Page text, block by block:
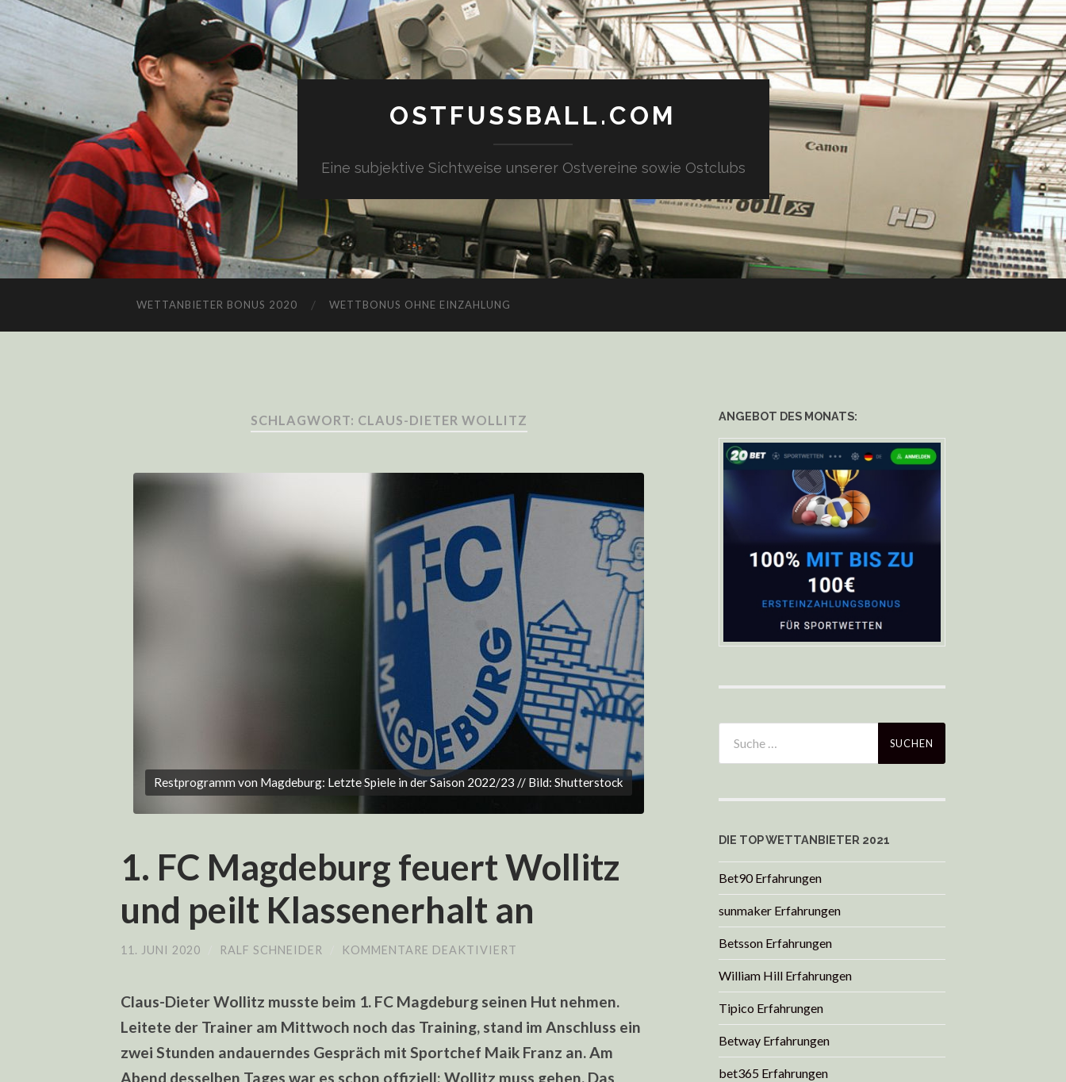
OSTFUSSBALL.COM
Eine subjektive Sichtweise unserer Ostvereine sowie Ostclubs
WETTANBIETER BONUS 2020 WETTBONUS OHNE EINZAHLUNG
SCHLAGWORT: CLAUS-DIETER WOLLITZ
Restprogramm von Magdeburg: Letzte Spiele in der Saison 2022/23 // Bild: Shutterstock
1. FC Magdeburg feuert Wollitz
und peilt Klassenerhalt an
11. JUNI 2020 RALF SCHNEIDER KOMMENTARE DEAKTIVIERT
FEUERT
UND
KLASSENERHALT
Claus-Dieter Wollitz musste beim 1. FC Magdeburg seinen Hut nehmen.
Leitete der Trainer am Mittwoch noch das Training, stand im Anschluss ein
zwei Stunden andauerndes Gespräch mit Sportchef Maik Franz an. Am
Abend desselben Tages war es schon offiziell: Wollitz muss gehen. Das
ANGEBOT DES MONATS:
DIE TOP WETTANBIETER 2021
Bet90 Erfahrungen
sunmaker Erfahrungen
Betsson Erfahrungen
William Hill Erfahrungen
Tipico Erfahrungen
Betway Erfahrungen
bet365 Erfahrungen